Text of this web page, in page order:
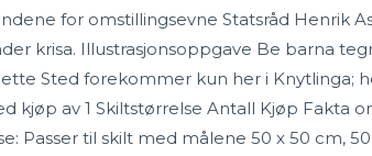
for omstillingsevne Statsråd Henrik
krisa. Illustrasjonsoppgave Be barna
Sted forekommer kun her i Knytlinga;
kjøp av 1 Skiltstørrelse Antall Kjøp Fakta
Passer til skilt med målene 50 x 50 cm,